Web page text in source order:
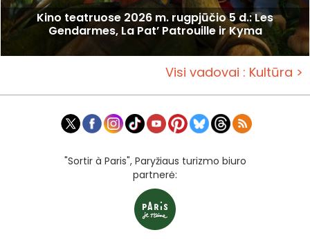
Kino teatruose 2026 m. rugpjūčio 5 d.: Les
Gendarmes, La Pat’ Patrouille ir Kyma
Visi vadovai : Kultūra >
"Sortir à Paris", Paryžiaus turizmo biuro
partnerė: